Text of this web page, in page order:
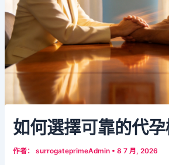
如何選擇可靠的代孕
作者： surrogateprimeAdmin •8 7 月, 2026